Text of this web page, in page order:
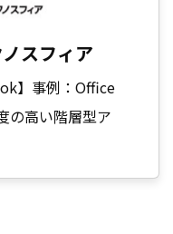
スフィア
】事例：Office
の高い階層型ア